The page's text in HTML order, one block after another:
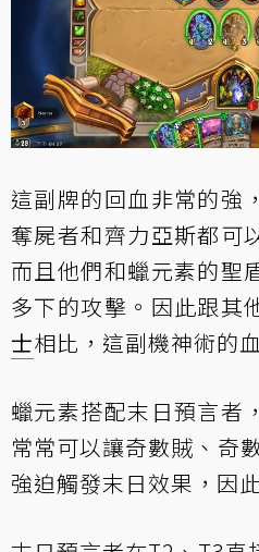
這副牌的回血非常的強
奪屍者和齊力亞斯都可
而且他們和蠟元素的聖
多下的攻擊。因此跟其
士相比，這副機神術的
蠟元素搭配末日預言者
常常可以讓奇數賊、奇
強迫觸發末日效果，因